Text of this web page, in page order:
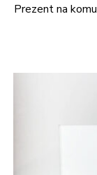
Prezent na